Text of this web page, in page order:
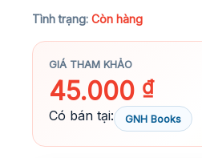
Tình trạng: Còn hàng
GIÁ THAM KHẢO
45.000 ₫
Có bán tại: GNH Books